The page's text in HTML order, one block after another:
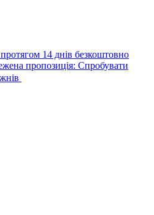
14 днів безкоштовно
пропозиція: Спробувати